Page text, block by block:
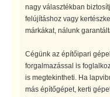
nagy választékban
felújításhoz vagy
márkákat, nálunk
Cégünk az építőipari
forgalmazással is
is megtekintheti. Ha
más építőgépet, kerti